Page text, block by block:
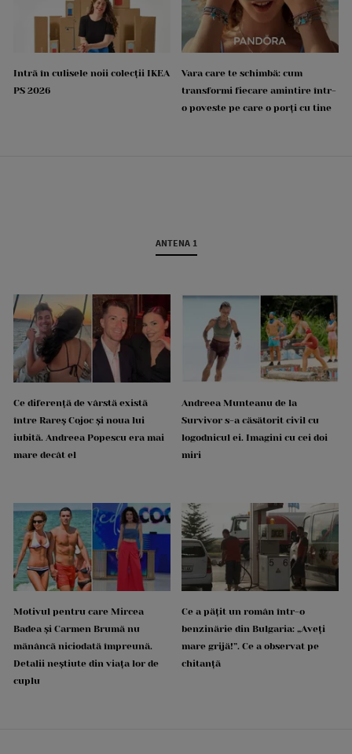
Intră în culisele noii colecții IKEA
PS 2026
Vara care te schimbă: cum
transformi fiecare amintire într-
o poveste pe care o porți cu tine
ANTENA 1
Ce diferență de vârstă există
între Rareș Cojoc și noua lui
iubită. Andreea Popescu era mai
mare decât el
Andreea Munteanu de la
Survivor s-a căsătorit civil cu
logodnicul ei. Imagini cu cei doi
miri
Motivul pentru care Mircea
Badea și Carmen Brumă nu
mănâncă niciodată împreună.
Detalii neștiute din viața lor de
cuplu
Ce a pățit un român într-o
benzinărie din Bulgaria: „Aveți
mare grijă!”. Ce a observat pe
chitanță